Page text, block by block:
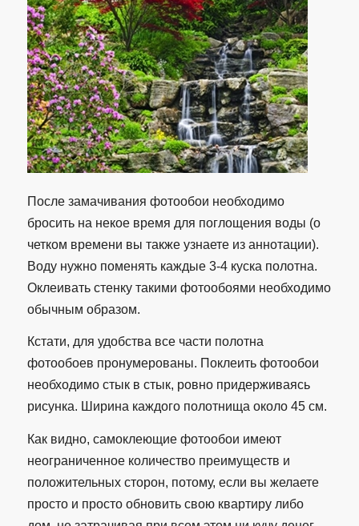
После замачивания фотообои необходимо
бросить на некое время для поглощения воды (о
четком времени вы также узнаете из аннотации).
Воду нужно поменять каждые 3-4 куска полотна.
Оклеивать стенку такими фотообоями необходимо
обычным образом.
Кстати, для удобства все части полотна
фотообоев пронумерованы. Поклеить фотообои
необходимо стык в стык, ровно придерживаясь
рисунка. Ширина каждого полотнища около 45 см.
Как видно, самоклеющие фотообои имеют
неограниченное количество преимуществ и
положительных сторон, потому, если вы желаете
просто и просто обновить свою квартиру либо